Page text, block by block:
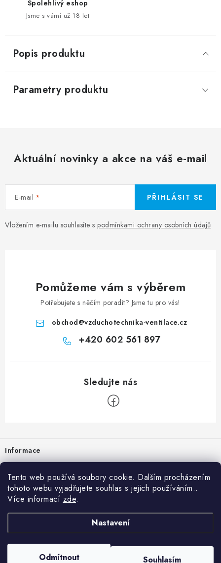
Tento web používá soubory cookie. Dalším procházením
tohoto webu vyjadřujete souhlas s jejich používáním..
Více informací zde.
Nastavení
Odmítnout Souhlasím
Spolehlivý eshop
Jsme s vámi už 18 let
Popis produktu
Parametry produktu
Aktuální novinky a akce na váš e-mail
E-mail
Vložením e-mailu souhlasíte s podmínkami ochrany osobních údajů
PŘIHLÁSIT SE
Pomůžeme vám s výběrem
Potřebujete s něčím poradit? Jsme tu pro vás!
obchod@vzduchotechnika-ventilace.cz
+420 602 561 897
Informace
Prodejna
Rady a tipy
vzduchotechnika-ventilace. Všechna práva vyhrazena.